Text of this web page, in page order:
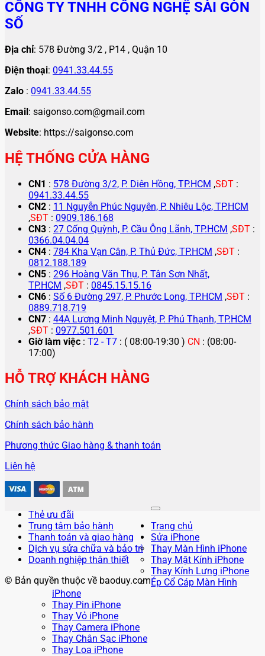
CÔNG TY TNHH CÔNG NGHỆ SÀI GÒN
SỐ
Địa chỉ: 578 Đường 3/2 , P14 , Quận 10
Điện thoại: 0941.33.44.55
Zalo : 0941.33.44.55
Email: saigonso.com@gmail.com
Website: https://saigonso.com
HỆ THỐNG CỬA HÀNG
CN1 : 578 Đường 3/2, P. Diên Hồng, TP.HCM ,SĐT :
0941.33.44.55
CN2 : 11 Nguyễn Phúc Nguyên, P. Nhiêu Lộc, TP.HCM
,SĐT : 0909.186.168
CN3 : 27 Cống Quỳnh, P. Cầu Ông Lãnh, TP.HCM ,SĐT :
0366.04.04.04
CN4 : 784 Kha Vạn Cân, P. Thủ Đức, TP.HCM ,SĐT :
0812.188.189
CN5 : 296 Hoàng Văn Thụ, P. Tân Sơn Nhất,
TP.HCM ,SĐT : 0845.15.15.16
CN6 : Số 6 Đường 297, P. Phước Long, TP.HCM ,SĐT :
0889.718.719
CN7 : 44A Lương Minh Nguyệt, P. Phú Thạnh, TP.HCM
,SĐT : 0977.501.601
Giờ làm việc : T2 - T7 : ( 08:00-19:30 ) CN : (08:00-
17:00)
HỖ TRỢ KHÁCH HÀNG
Chính sách bảo mật
Chính sách bảo hành
Phương thức Giao hàng & thanh toán
Liên hệ
Thẻ ưu đãi
Trung tâm bảo hành
Thanh toán và giao hàng
Dịch vụ sửa chữa và bảo trì
Doanh nghiệp thân thiết
© Bản quyền thuộc về baoduy.com
Trang chủ
Sửa iPhone
Thay Màn Hình iPhone
Thay Mặt Kính iPhone
Thay Kính Lưng iPhone
Ép Cổ Cáp Màn Hình
iPhone
Thay Pin iPhone
Thay Vỏ iPhone
Thay Camera iPhone
Thay Chân Sạc iPhone
Thay Loa iPhone